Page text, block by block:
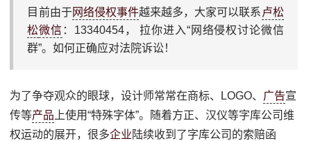
目前由于网络侵权事件越来越多，大家可以联系 卢松
松微信 ：13340454， 拉你进入“网络侵权讨论微信
群”。如何正确应对法院诉讼！
为了争夺观众的眼球，设计师常常在商标、LOGO、 广告宣
传等产品 上使用“特殊字体”。随着方正、汉仪等字库公司维
权运动的展开，很多企业陆续收到了字库公司的索赔函